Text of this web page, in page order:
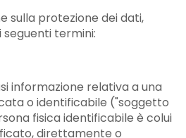
sulla protezione dei dati,
seguenti termini:
informazione relativa a una
o identificabile ("soggetto
fisica identificabile è colui
direttamente o